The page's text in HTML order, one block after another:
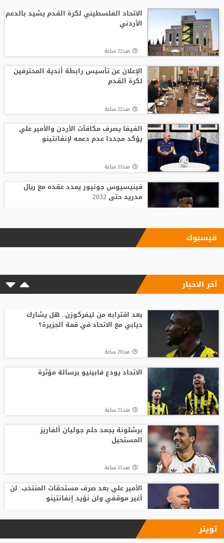
الاتحاد الفلسطيني لكرة القدم يشيد بالدعم
الأردني
منذ22 ساعة
الإعلان عن تأسيس رابطة أندية المحترفين
لكرة القدم
منذ22 ساعة
الفيفا يصرف مكافآت الأردن والأمير علي
يؤكد مجددا عدم دعمه لإنفانتينو
منذ23 ساعة
فينيسيوس جونيور يمدد عقده مع ريال
مدريد حتى 2032
الاتحاد يودع فابينيو برسالة مؤثرة
مع الاتحاد في قمة الجزيرة؟
برشلونة يجمد حلم جوليان ألفاريز المستحيل
ريال مدريد يتعاقد مع الجناح العاجي يان
ديوماندي
فيسبوك
آخر الاخبار
بعد اقترابه من ليفركوزن.. هل يشارك
ديابي مع الاتحاد في قمة الجزيرة؟
منذ20 ساعة
الاتحاد يودع فابينيو برسالة مؤثرة
منذ21 ساعة
برشلونة يجمد حلم جوليان ألفاريز
المستحيل
منذ21 ساعة
الأمير علي بعد صرف مستحقات المنتخب: لن
أغير موقفي ولن نؤيد إنفانتينو
تويتر